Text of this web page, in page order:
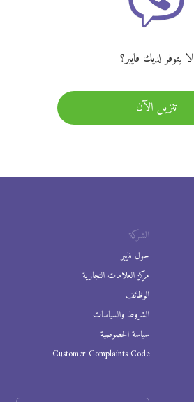
لا يتوفر لديك فايبر؟
تنزيل الآن
الشركة
حول فايبر
مركز العلامات التجارية
الوظائف
الشروط والسياسات
سياسة الخصوصية
Customer Complaints Code